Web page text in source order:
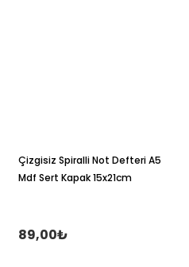
Çizgisiz Spiralli Not Defteri A5
Mdf Sert Kapak 15x21cm
89,00₺